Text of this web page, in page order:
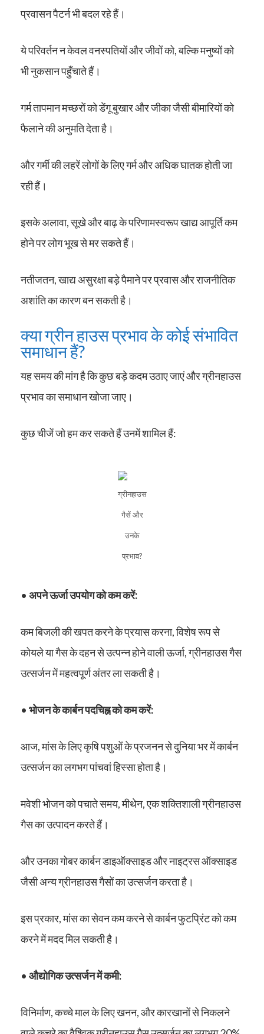
प्रवासन पैटर्न भी बदल रहे हैं।
ये परिवर्तन न केवल वनस्पतियों और जीवों को, बल्कि मनुष्यों को
भी नुकसान पहुँचाते हैं।
गर्म तापमान मच्छरों को डेंगू बुखार और जीका जैसी बीमारियों को
फैलाने की अनुमति देता है।
और गर्मी की लहरें लोगों के लिए गर्म और अधिक घातक होती जा
रही हैं।
इसके अलावा, सूखे और बाढ़ के परिणामस्वरूप खाद्य आपूर्ति कम
होने पर लोग भूख से मर सकते हैं।
नतीजतन, खाद्य असुरक्षा बड़े पैमाने पर प्रवास और राजनीतिक
अशांति का कारण बन सकती है।
क्या ग्रीन हाउस प्रभाव के कोई संभावित
समाधान हैं?
यह समय की मांग है कि कुछ बड़े कदम उठाए जाएं और ग्रीनहाउस
प्रभाव का समाधान खोजा जाए।
कुछ चीजें जो हम कर सकते हैं उनमें शामिल हैं:
ग्रीनहाउस
गैसें और
उनके
प्रभाव?
• अपने ऊर्जा उपयोग को कम करें:
कम बिजली की खपत करने के प्रयास करना, विशेष रूप से
कोयले या गैस के दहन से उत्पन्न होने वाली ऊर्जा, ग्रीनहाउस गैस
उत्सर्जन में महत्वपूर्ण अंतर ला सकती है।
• भोजन के कार्बन पदचिह्न को कम करें:
आज, मांस के लिए कृषि पशुओं के प्रजनन से दुनिया भर में कार्बन
उत्सर्जन का लगभग पांचवां हिस्सा होता है।
मवेशी भोजन को पचाते समय, मीथेन, एक शक्तिशाली ग्रीनहाउस
गैस का उत्पादन करते हैं।
और उनका गोबर कार्बन डाइऑक्साइड और नाइट्रस ऑक्साइड
जैसी अन्य ग्रीनहाउस गैसों का उत्सर्जन करता है।
इस प्रकार, मांस का सेवन कम करने से कार्बन फुटप्रिंट को कम
करने में मदद मिल सकती है।
• औद्योगिक उत्सर्जन में कमी:
विनिर्माण, कच्चे माल के लिए खनन, और कारखानों से निकलने